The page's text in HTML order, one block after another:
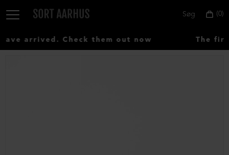
0
Søg
arrived. Check them out now The first